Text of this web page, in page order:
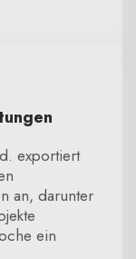
exportiert
an, darunter
ein